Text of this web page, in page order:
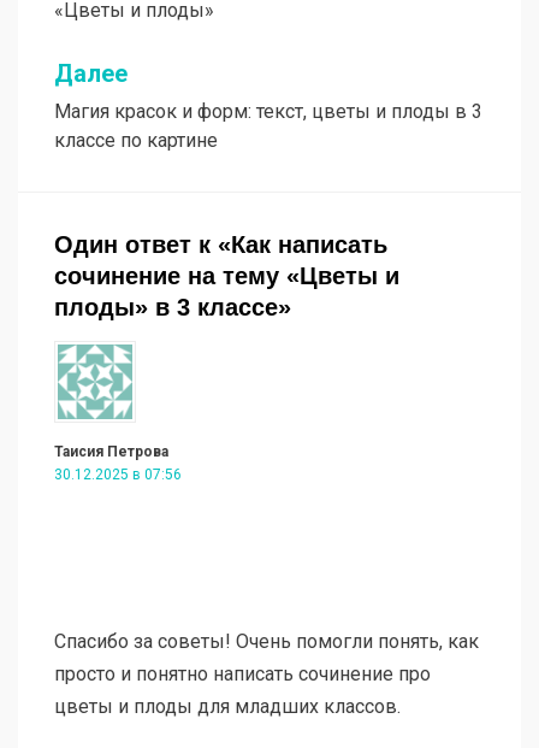
записям
«Цветы и плоды»
Далее
Магия красок и форм: текст, цветы и плоды в 3
классе по картине
Один ответ к «Как написать
сочинение на тему «Цветы и
плоды» в 3 классе»
Таисия Петрова
30.12.2025 в 07:56
Спасибо за советы! Очень помогли понять, как
просто и понятно написать сочинение про
цветы и плоды для младших классов.